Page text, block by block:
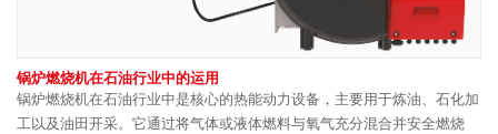
锅炉燃烧机在石油行业中的运用
锅炉燃烧机在石油行业中是核心的热能动力设备，主要用于炼油、石化加
工以及油田开采。它通过将气体或液体燃料与氧气充分混合并安全燃烧